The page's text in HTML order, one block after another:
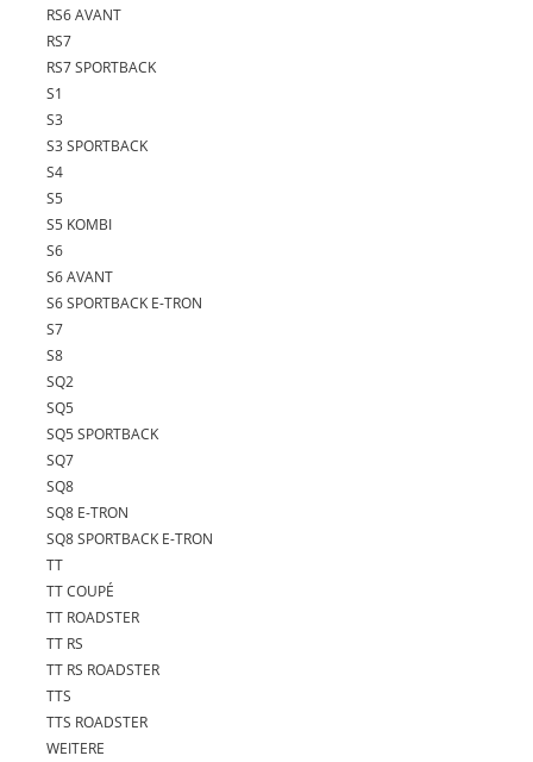
RS6 AVANT
RS7
RS7 SPORTBACK
S1
S3
S3 SPORTBACK
S4
S5
S5 KOMBI
S6
S6 AVANT
S6 SPORTBACK E-TRON
S7
S8
SQ2
SQ5
SQ5 SPORTBACK
SQ7
SQ8
SQ8 E-TRON
SQ8 SPORTBACK E-TRON
TT
TT COUPÉ
TT ROADSTER
TT RS
TT RS ROADSTER
TTS
TTS ROADSTER
WEITERE